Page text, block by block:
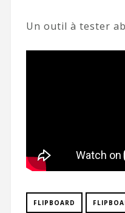
Un outil à tester
FLIPBOARD